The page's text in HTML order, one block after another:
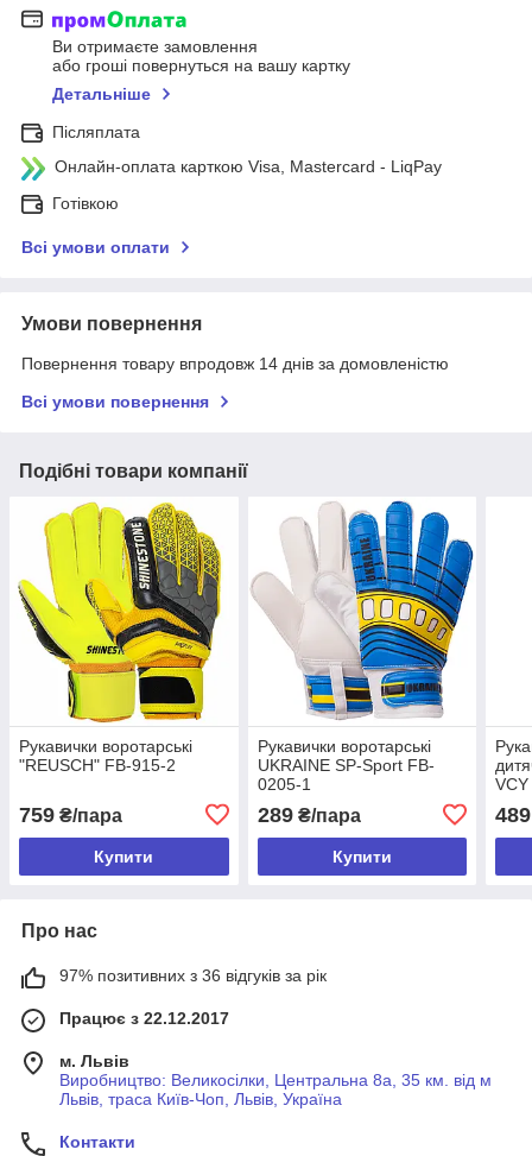
Ви отримаєте замовлення
або гроші повернуться на вашу картку
Детальніше
Післяплата
Онлайн-оплата карткою Visa, Mastercard - LiqPay
Готівкою
Всі умови оплати
Умови повернення
Повернення товару впродовж 14 днів за домовленістю
Всі умови повернення
Подібні товари компанії
Рукавички воротарські
"REUSCH" FB-915-2
759 ₴/пара
Купити
Рукавички воротарські
UKRAINE SP-Sport FB-
0205-1
289₴/пара
Купити
489
Про нас
97% позитивних з 36 відгуків за рік
Працює з 22.12.2017
м. Львів
Виробництво: Великосілки, Центральна 8а, 35 км. від м
Львів, траса Київ-Чоп, Львів, Україна
Контакти